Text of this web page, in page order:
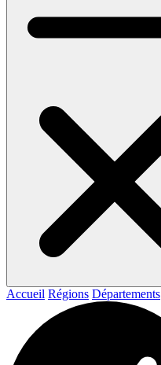
Accueil Régions Départements